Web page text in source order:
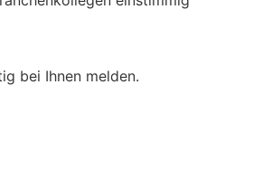
bei Ihnen melden.